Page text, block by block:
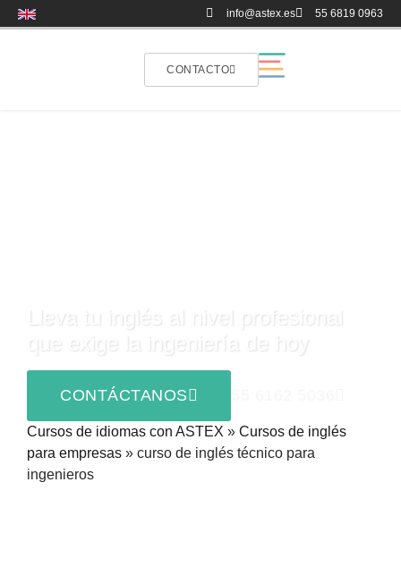
info@astex.es 55 6819 0963
CONTACTO
Lleva tu inglés al nivel profesional
que exige la ingeniería de hoy
CONTÁCTANOS
Cursos de idiomas con ASTEX » Cursos de inglés
para empresas » curso de inglés técnico para
ingenieros